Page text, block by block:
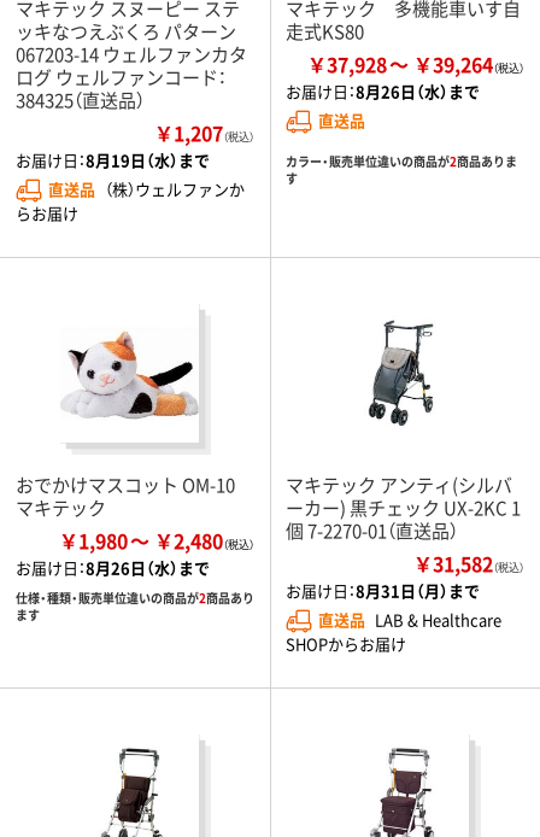
マキテック スヌーピー ステ
ッキなつえぶくろ パターン
067203-14 ウェルファンカタ
ログ ウェルファンコード：
384325（直送品）
￥1,207（税込）
お届け日：8月19日（水）まで
直送品 （株）ウェルファンか
らお届け
マキテック 多機能車いす自
走式KS80
￥37,928 ￥39,264
お届け日：8月26日（水）まで
直送品
カラー・販売単位違いの商品が2商品ありま
す
おでかけマスコット OM-10
マキテック
￥1,980 ￥2,480
お届け日：8月26日（水）まで
仕様・種類・販売単位違いの商品が2商品あり
ます
マキテック アンティ(シルバ
ーカー) 黒チェック UX-2KC 1
個 7-2270-01（直送品）
￥31,582（税込）
お届け日：8月31日（月）まで
直送品 LAB & Healthcare
SHOPからお届け